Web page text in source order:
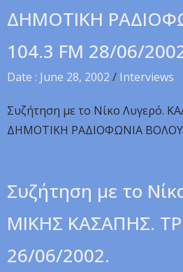
ΔHMOTIKH
104.3 FM 28/06/
Date : June 28, 2002 / Interviews
Συζήτηση με το Νίκο Λυγερό.
ΔHMOTIKH PAΔIOΦΩNIA
Συζήτηση με το
MIKHΣ KAΣAΠHΣ.
26/06/2002.